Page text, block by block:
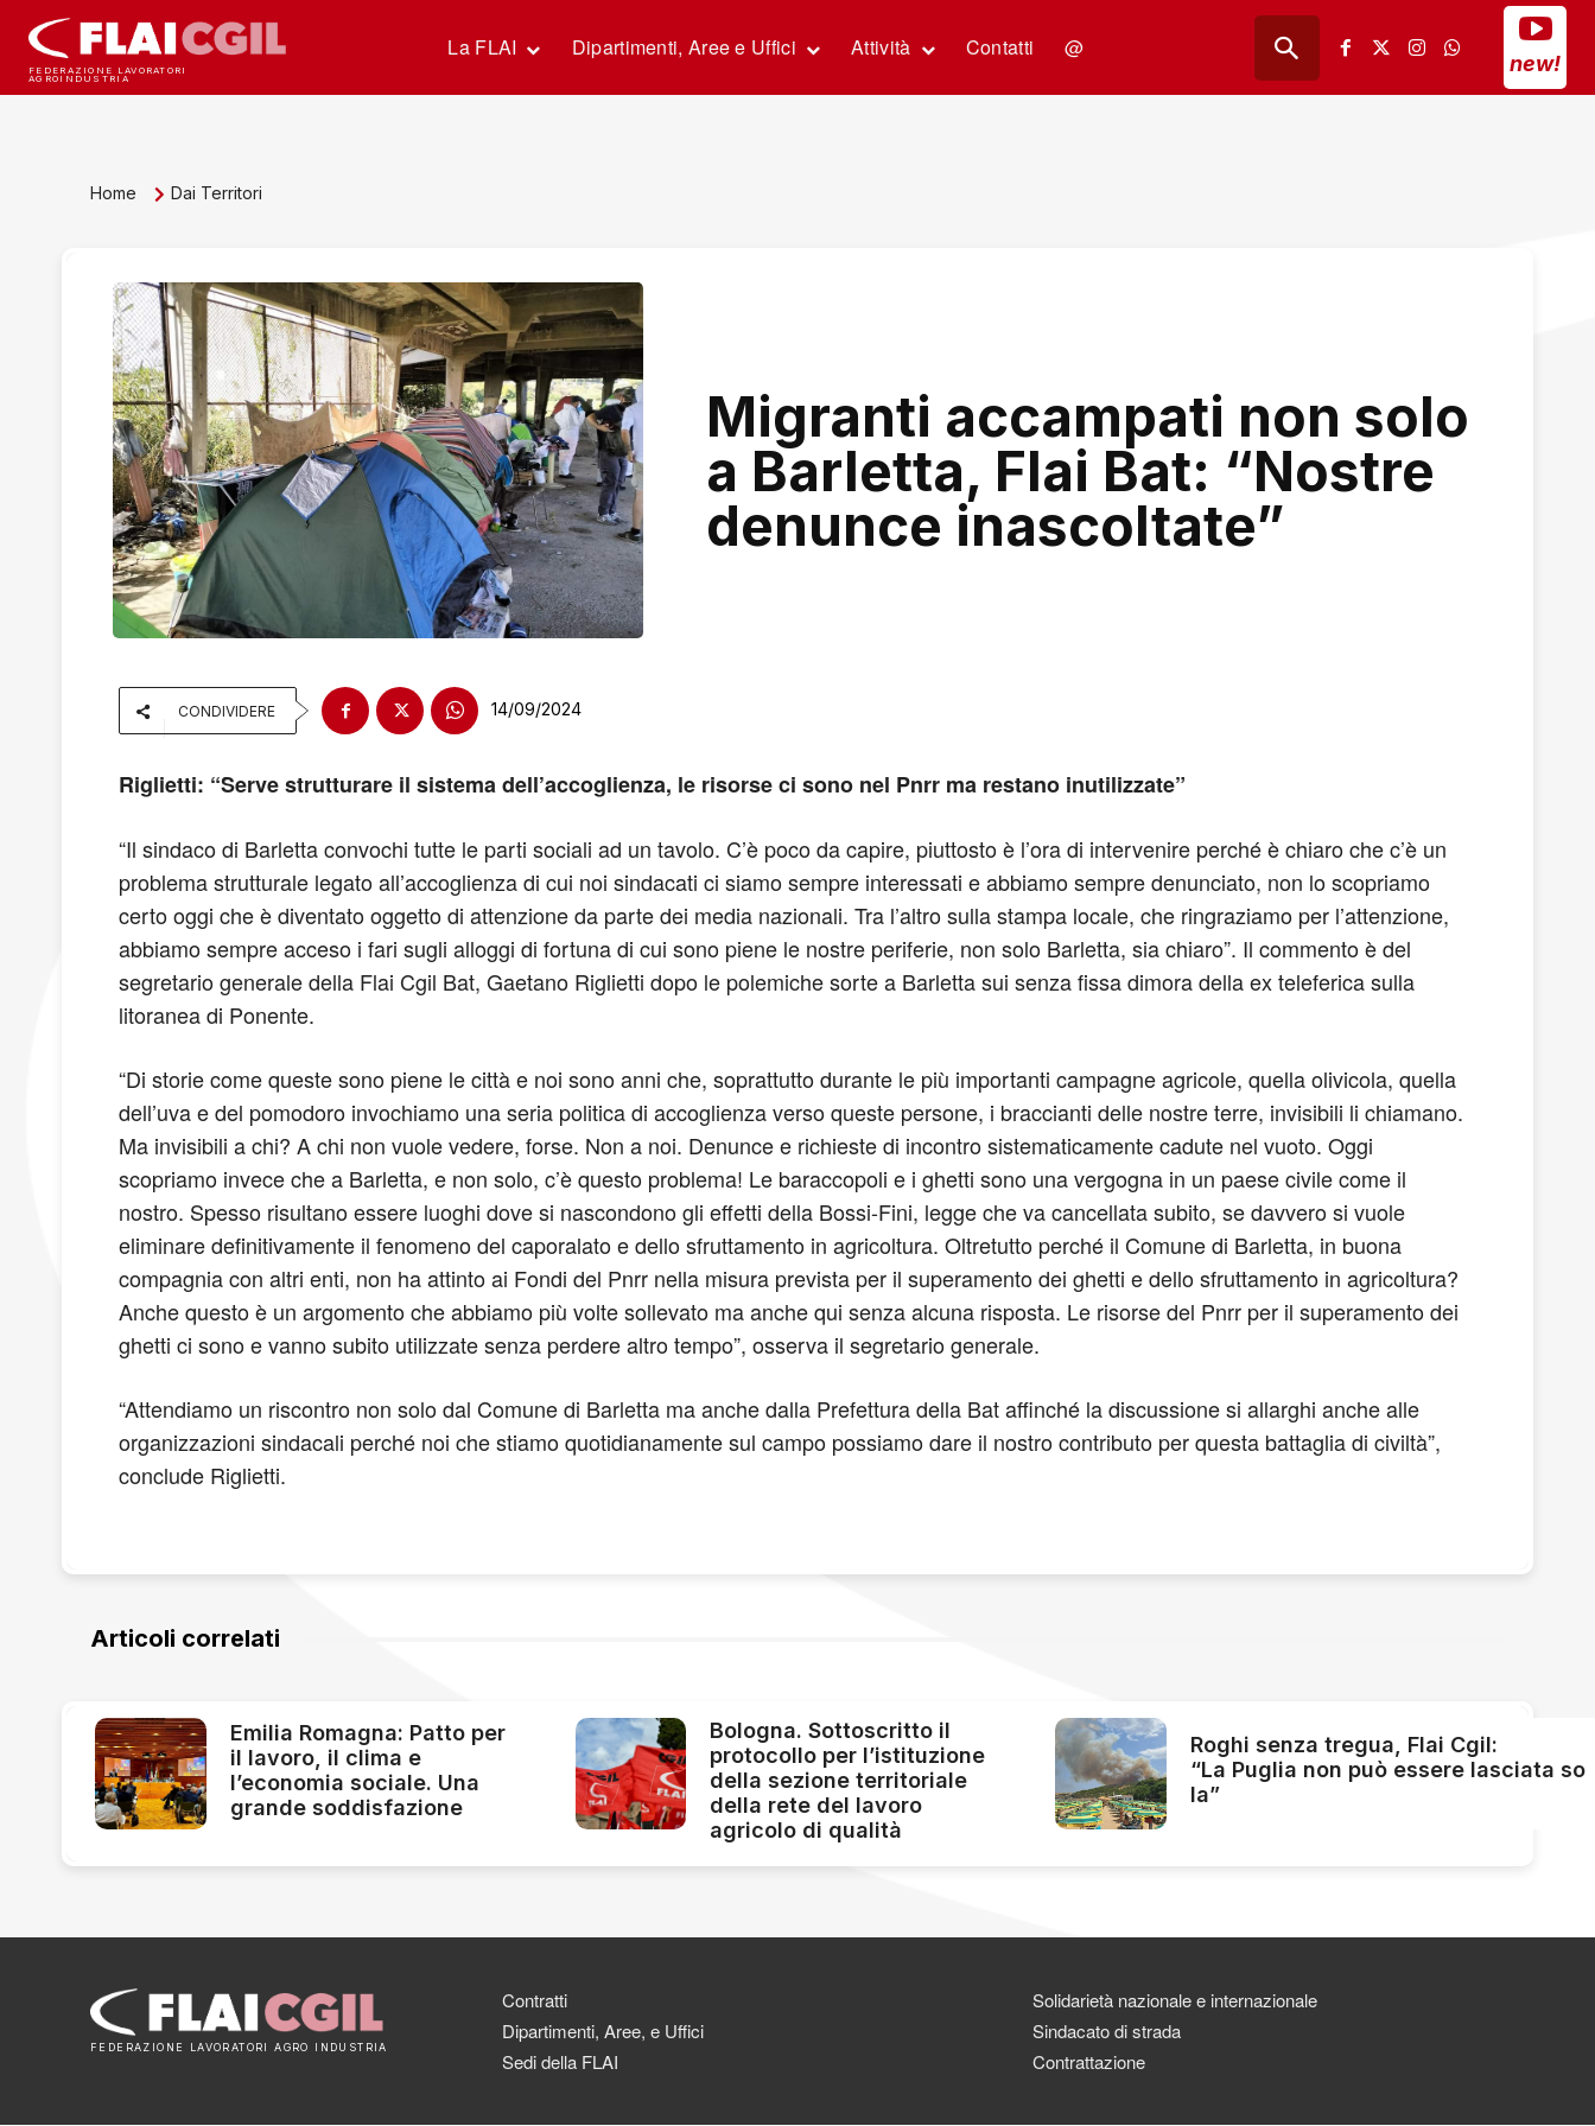
FEDERAZIONE LAVORATORI
AGROINDUSTRIA
La FLAI Dipartimenti, Aree e Uffici Attività Contatti @
new!
Home Dai Territori
Migranti accampati non solo
a Barletta, Flai Bat: “Nostre
denunce inascoltate”
CONDIVIDERE 14/09/2024
Riglietti: “Serve strutturare il sistema dell’accoglienza, le risorse ci sono nel Pnrr ma restano inutilizzate”
“Il sindaco di Barletta convochi tutte le parti sociali ad un tavolo. C’è poco da capire, piuttosto è l’ora di intervenire perché è chiaro che c’è un
problema strutturale legato all’accoglienza di cui noi sindacati ci siamo sempre interessati e abbiamo sempre denunciato, non lo scopriamo
certo oggi che è diventato oggetto di attenzione da parte dei media nazionali. Tra l’altro sulla stampa locale, che ringraziamo per l’attenzione,
abbiamo sempre acceso i fari sugli alloggi di fortuna di cui sono piene le nostre periferie, non solo Barletta, sia chiaro”. Il commento è del
segretario generale della Flai Cgil Bat, Gaetano Riglietti dopo le polemiche sorte a Barletta sui senza fissa dimora della ex teleferica sulla
litoranea di Ponente.
“Di storie come queste sono piene le città e noi sono anni che, soprattutto durante le più importanti campagne agricole, quella olivicola, quella
dell’uva e del pomodoro invochiamo una seria politica di accoglienza verso queste persone, i braccianti delle nostre terre, invisibili li chiamano.
Ma invisibili a chi? A chi non vuole vedere, forse. Non a noi. Denunce e richieste di incontro sistematicamente cadute nel vuoto. Oggi
scopriamo invece che a Barletta, e non solo, c’è questo problema! Le baraccopoli e i ghetti sono una vergogna in un paese civile come il
nostro. Spesso risultano essere luoghi dove si nascondono gli effetti della Bossi-Fini, legge che va cancellata subito, se davvero si vuole
eliminare definitivamente il fenomeno del caporalato e dello sfruttamento in agricoltura. Oltretutto perché il Comune di Barletta, in buona
compagnia con altri enti, non ha attinto ai Fondi del Pnrr nella misura prevista per il superamento dei ghetti e dello sfruttamento in agricoltura?
Anche questo è un argomento che abbiamo più volte sollevato ma anche qui senza alcuna risposta. Le risorse del Pnrr per il superamento dei
ghetti ci sono e vanno subito utilizzate senza perdere altro tempo”, osserva il segretario generale.
“Attendiamo un riscontro non solo dal Comune di Barletta ma anche dalla Prefettura della Bat affinché la discussione si allarghi anche alle
organizzazioni sindacali perché noi che stiamo quotidianamente sul campo possiamo dare il nostro contributo per questa battaglia di civiltà”,
conclude Riglietti.
Articoli correlati
Emilia Romagna: Patto per
il lavoro, il clima e
l’economia sociale. Una
grande soddisfazione
Bologna. Sottoscritto il
protocollo per l’istituzione
della sezione territoriale
della rete del lavoro
agricolo di qualità
Roghi senza tregua, Flai Cgil:
“La Puglia non può essere lasciata so
la”
FEDERAZIONE LAVORATORI AGRO INDUSTRIA
Contratti
Dipartimenti, Aree, e Uffici
Sedi della FLAI
Solidarietà nazionale e internazionale
Sindacato di strada
Contrattazione